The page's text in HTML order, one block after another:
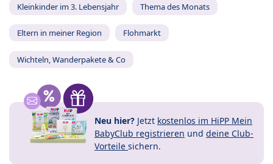
Kleinkinder im 3. Lebensjahr Thema des Monats
Eltern in meiner Region Flohmarkt
Wichteln, Wanderpakete & Co
Neu hier? Jetzt kostenlos im HiPP Mein
BabyClub registrieren und deine Club-
Vorteile sichern.